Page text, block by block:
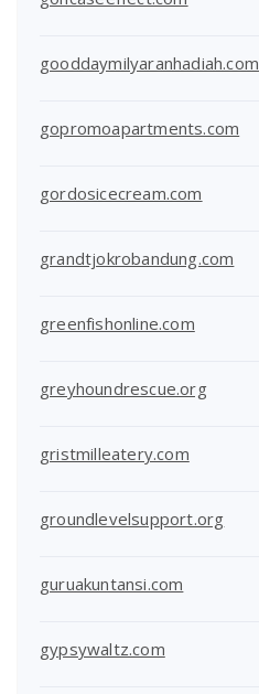
gooddaymilyaranhadiah.com
gopromoapartments.com
gordosicecream.com
grandtjokrobandung.com
greenfishonline.com
greyhoundrescue.org
gristmilleatery.com
groundlevelsupport.org
guruakuntansi.com
gypsywaltz.com